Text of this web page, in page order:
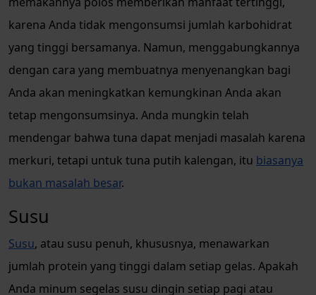
karena Anda tidak mengonsumsi jumlah karbohidrat
yang tinggi bersamanya. Namun, menggabungkannya
dengan cara yang membuatnya menyenangkan bagi
Anda akan meningkatkan kemungkinan Anda akan
tetap mengonsumsinya. Anda mungkin telah
mendengar bahwa tuna dapat menjadi masalah karena
merkuri, tetapi untuk tuna putih kalengan, itu biasanya
bukan masalah besar.
Susu
Susu, atau susu penuh, khususnya, menawarkan
jumlah protein yang tinggi dalam setiap gelas. Apakah
Anda minum segelas susu dingin setiap pagi atau